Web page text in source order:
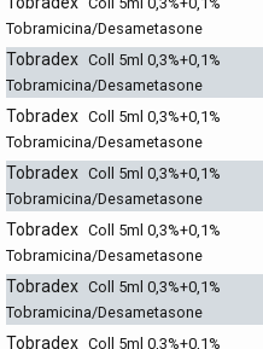
Tobramicina/Desametasone
Tobradex Coll 5ml 0,3%+0,1%
Tobramicina/Desametasone
Tobradex Coll 5ml 0,3%+0,1%
Tobramicina/Desametasone
Tobradex Coll 5ml 0,3%+0,1%
Tobramicina/Desametasone
Tobradex Coll 5ml 0,3%+0,1%
Tobramicina/Desametasone
Tobradex Coll 5ml 0,3%+0,1%
Tobramicina/Desametasone
Tobradex Coll 5ml 0,3%+0,1%